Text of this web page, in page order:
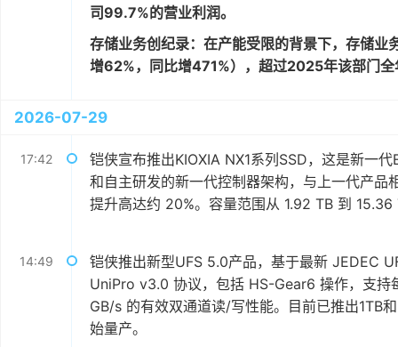
司99.7%的营业利润。
存储业务创纪录：在产能受限的背景下，存储
增62%，同比增471%），超过2025年该部门
2026-07-29
17:42
铠侠宣布推出KIOXIA NX1系列SSD，这是新一
和自主研发的新一代控制器架构，与上一代产
提升高达约 20%。容量范围从 1.92 TB 到 15.36
14:49
铠侠推出新型UFS 5.0产品，基于最新 JEDEC
UniPro v3.0 协议，包括 HS-Gear6 操作，支
GB/s 的有效双通道读/写性能。目前已推出1TB
始量产。